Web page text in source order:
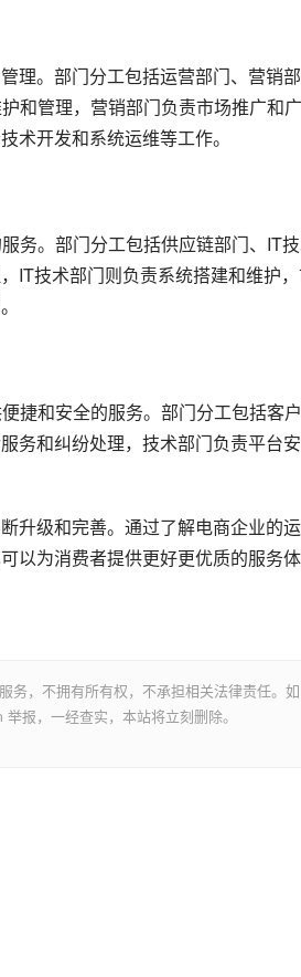
理。部门分工包括运营部门、营销部
和管理，营销部门负责市场推广和广
术开发和系统运维等工作。
务。部门分工包括供应链部门、IT
IT技术部门则负责系统搭建和维护
捷和安全的服务。部门分工包括客户
务和纠纷处理，技术部门负责平台
升级和完善。通过了解电商企业的
以为消费者提供更好更优质的服务体
务，不拥有所有权，不承担相关法律责任。如
报，一经查实，本站将立刻删除。